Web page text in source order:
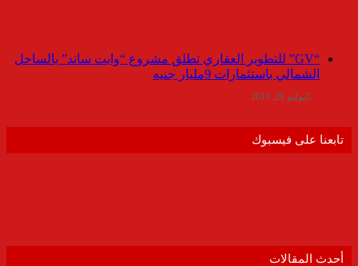
“GV” للتطوير العقاري تطلق مشروع “وايت ساند” بالساحل
الشمالي باستثمارات 9مليار جنيه
يوليو 28, 2019
تابعنا على فيسبوك
أحدث المقالات